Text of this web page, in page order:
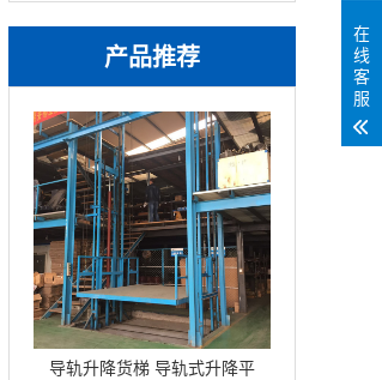
产品推荐
导轨升降货梯 导轨式升降平
在
线
客
服